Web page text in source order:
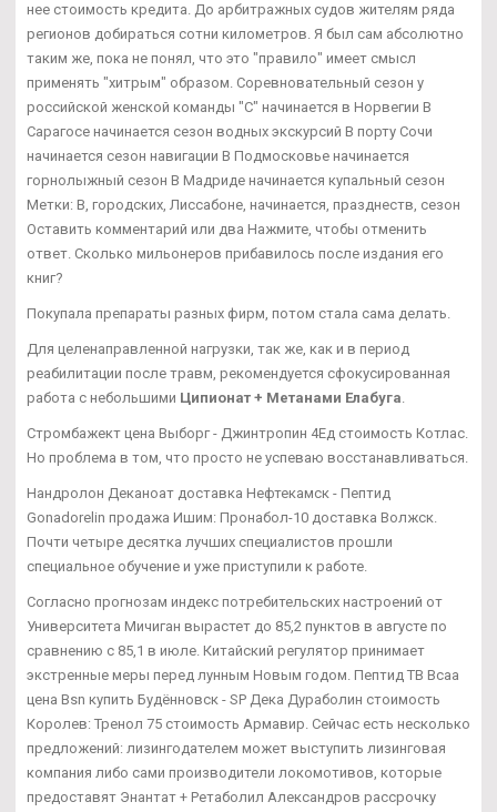
нее стоимость кредита. До арбитражных судов жителям ряда
регионов добираться сотни километров. Я был сам абсолютно
таким же, пока не понял, что это "правило" имеет смысл
применять "хитрым" образом. Соревновательный сезон у
российской женской команды "С" начинается в Норвегии В
Сарагосе начинается сезон водных экскурсий В порту Сочи
начинается сезон навигации В Подмосковье начинается
горнолыжный сезон В Мадриде начинается купальный сезон
Метки: В, городских, Лиссабоне, начинается, празднеств, сезон
Оставить комментарий или два Нажмите, чтобы отменить
ответ. Сколько мильонеров прибавилось после издания его
книг?
Покупала препараты разных фирм, потом стала сама делать.
Для целенаправленной нагрузки, так же, как и в период
реабилитации после травм, рекомендуется сфокусированная
работа с небольшими Ципионат + Метанами Елабуга.
Стромбажект цена Выборг - Джинтропин 4Ед стоимость Котлас.
Но проблема в том, что просто не успеваю восстанавливаться.
Нандролон Деканоат доставка Нефтекамск - Пептид
Gonadorelin продажа Ишим: Пронабол-10 доставка Волжск.
Почти четыре десятка лучших специалистов прошли
специальное обучение и уже приступили к работе.
Согласно прогнозам индекс потребительских настроений от
Университета Мичиган вырастет до 85,2 пунктов в августе по
сравнению с 85,1 в июле. Китайский регулятор принимает
экстренные меры перед лунным Новым годом. Пептид TB Bcaa
цена Bsn купить Будённовск - SP Дека Дураболин стоимость
Королев: Тренол 75 стоимость Армавир. Сейчас есть несколько
предложений: лизингодателем может выступить лизинговая
компания либо сами производители локомотивов, которые
предоставят Энантат + Ретаболил Александров рассрочку